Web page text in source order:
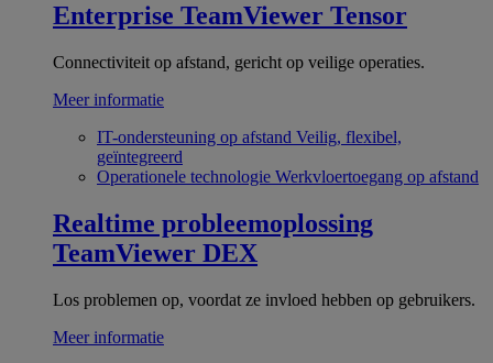
Enterprise TeamViewer Tensor
Connectiviteit op afstand, gericht op veilige operaties.
Meer informatie
IT-ondersteuning op afstand Veilig, flexibel,
geïntegreerd
Operationele technologie Werkvloertoegang op afstand
Realtime probleemoplossing
TeamViewer DEX
Los problemen op, voordat ze invloed hebben op gebruikers.
Meer informatie